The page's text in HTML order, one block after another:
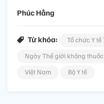
Phúc Hằng
Từ khóa:
Tổ chức Y
Ngày Thế giới không
Việt Nam
Bộ Y tế